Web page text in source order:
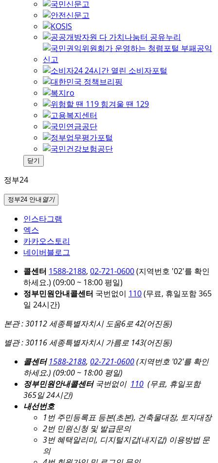
닫기
정부24
정부24 안내 열기
인스타그램
엑스
카카오스토리
네이버블로그
콜센터 1588-2188, 02-721-0600(지역번호 '02'를 확인
하세요.) (09:00 ~ 18:00 평일)
정부민원안내콜센터 국번없이 110(무료, 휴일포함 365
일 24시간)
본관 : 30112 세종특별자치시 도움6로 42(어진동)
별관 : 30116 세종특별자치시 가름로 143(어진동)
콜센터 1588-2188, 02-721-0600(지역번호 '02'를 확인
하세요.) (09:00 ~ 18:00 평일)
정부민원안내콜센터국번없이 110 (무료, 휴일포함
365일 24시간)
내선번호
1번 주민등록표 등본(초본), 건축물대장, 토지대장
2번 민원신청 및 발급문의
3번 혜택알리미, 디지털지갑(내지갑) 이용방법 문
의